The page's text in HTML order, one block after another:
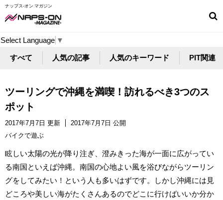
ナップス-オン マガジン
Select Language ▼
すべて 人気の記事 人気のキーワード PIT関連
ツーリングで沖縄を満喫！訪れるべき3つのス
ポット
2017年7月7日 更新
2017年7月7日 公開
バイクで遊ぶ
眩しい太陽の光が降り注ぎ、澄みきった海が一面に広がってい
る南国といえば沖縄。南国の心地よい風を浴びながらツーリン
グをしてみたい！という人も多いはずです。しかし沖縄には見
どころや美しい海がたくさんあるのでどこに行けばいいか分か